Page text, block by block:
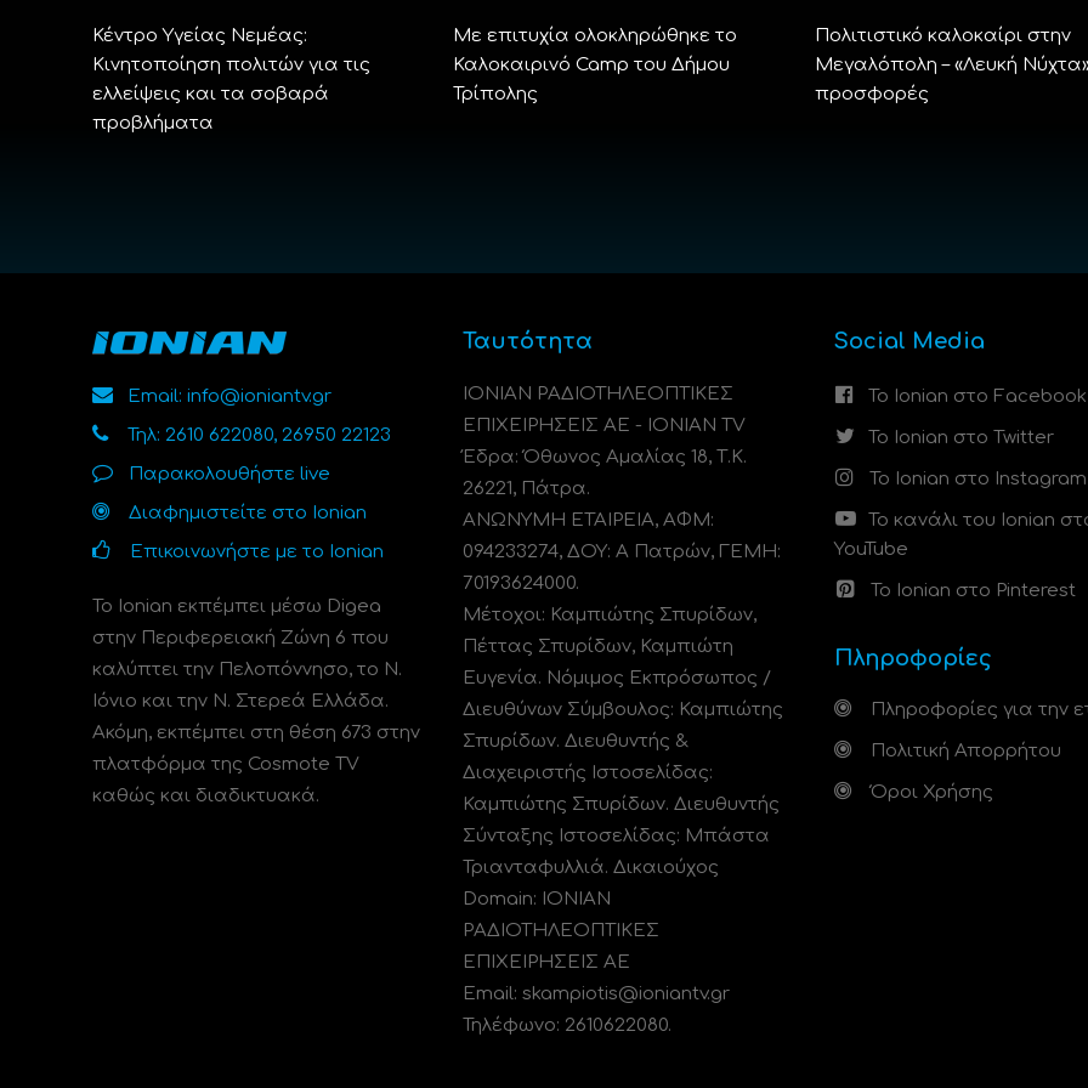
Κέντρο Υγείας Νεμέας:
Κινητοποίηση πολιτών για τις
ελλείψεις και τα σοβαρά
προβλήματα
Με επιτυχία ολοκληρώθηκε το
Καλοκαιρινό Camp του Δήμου
Τρίπολης
Πολιτιστικό καλοκαίρι στην
Μεγαλόπολη – «Λευκή
προσφορές
Email: info@ioniantv.gr
Τηλ: 2610 622080, 26950 22123
Παρακολουθήστε live
Διαφημιστείτε στο Ionian
Επικοινωνήστε με το Ionian
Το Ionian εκπέμπει μέσω Digea
στην Περιφερειακή Ζώνη 6 που
καλύπτει την Πελοπόννησο, το N.
Ιόνιο και την Ν. Στερεά Ελλάδα.
Ακόμη, εκπέμπει στη θέση 673 στην
πλατφόρμα της Cosmote TV
καθώς και διαδικτυακά.
Ταυτότητα
ΙΟΝΙΑΝ ΡΑΔΙΟΤΗΛΕΟΠΤΙΚΕΣ
ΕΠΙΧΕΙΡΗΣΕΙΣ ΑΕ - IONIAN TV
Έδρα: Όθωνος Αμαλίας 18, Τ.Κ.
26221, Πάτρα.
ΑΝΩΝΥΜΗ ΕΤΑΙΡΕΙΑ, ΑΦΜ:
094233274, ΔΟΥ: A Πατρών, ΓΕΜΗ:
70193624000.
Μέτοχοι: Καμπιώτης Σπυρίδων,
Πέττας Σπυρίδων, Καμπιώτη
Ευγενία. Νόμιμος Εκπρόσωπος /
Διευθύνων Σύμβουλος: Καμπιώτης
Σπυρίδων. Διευθυντής &
Διαχειριστής Ιστοσελίδας:
Καμπιώτης Σπυρίδων. Διευθυντής
Σύνταξης Ιστοσελίδας: Μπάστα
Τριανταφυλλιά. Δικαιούχος
Domain: ΙΟΝΙΑΝ
ΡΑΔΙΟΤΗΛΕΟΠΤΙΚΕΣ
ΕΠΙΧΕΙΡΗΣΕΙΣ ΑΕ
Email: skampiotis@ioniantv.gr
Τηλέφωνο: 2610622080.
Social Media
Το Ionian στο Facebook
Το Ionian στο Twitter
Το Ionian στο Instagram
Το κανάλι του Ionian
YouTube
Το Ionian στο Pinterest
Πληροφορίες
Πληροφορίες για την
Πολιτική Απορρήτου
Όροι Χρήσης